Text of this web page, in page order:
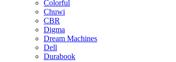
Colorful
Chuwi
CBR
Digma
Dream Machines
Dell
Durabook